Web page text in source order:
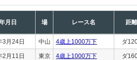
月日 場 レース名 距離
3月24日 中山 4歳上1000万下 ダ
2月11日 東京 4歳上1000万下 ダ